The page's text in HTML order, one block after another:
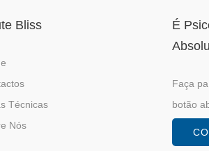
Bliss
Técnicas
Nós
É
Faça
botão